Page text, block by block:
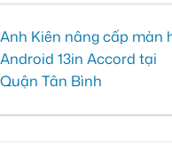
Anh Kiên nâng cấp màn
Android 13in Accord tại
Quận Tân Bình